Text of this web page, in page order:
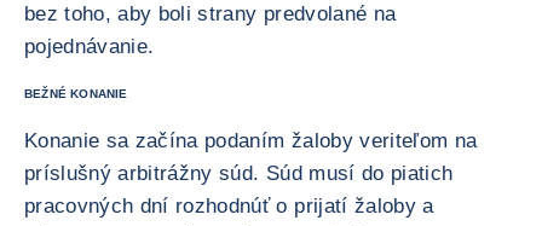
bez toho, aby boli strany predvolané na
pojednávanie.
BEŽNÉ KONANIE
Konanie sa začína podaním žaloby veriteľom na
príslušný arbitrážny súd. Súd musí do piatich
pracovných dní rozhodnúť o prijatí žaloby a